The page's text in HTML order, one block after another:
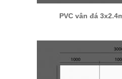
PVC vân đá